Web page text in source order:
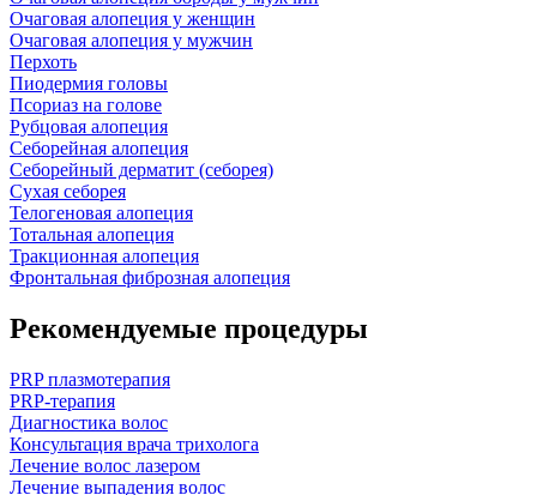
Очаговая алопеция у женщин
Очаговая алопеция у мужчин
Перхоть
Пиодермия головы
Псориаз на голове
Рубцовая алопеция
Себорейная алопеция
Себорейный дерматит (себорея)
Сухая себорея
Телогеновая алопеция
Тотальная алопеция
Тракционная алопеция
Фронтальная фиброзная алопеция
Рекомендуемые процедуры
PRP плазмотерапия
PRP-терапия
Диагностика волос
Консультация врача трихолога
Лечение волос лазером
Лечение выпадения волос